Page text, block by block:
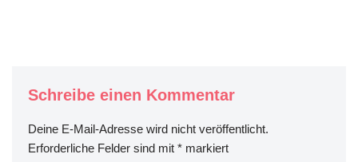
Schreibe einen Kommentar
Deine E-Mail-Adresse wird nicht veröffentlicht.
Erforderliche Felder sind mit * markiert